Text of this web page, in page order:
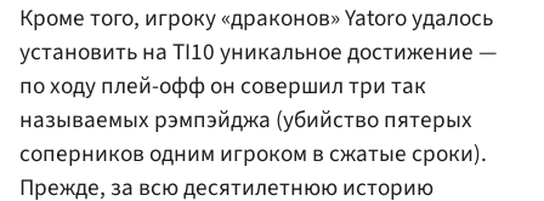
Кроме того, игроку «драконов» Yatoro удалось
установить на TI10 уникальное достижение —
по ходу плей-офф он совершил три так
называемых рэмпэйджа (убийство пятерых
соперников одним игроком в сжатые сроки).
Прежде, за всю десятилетнюю историю